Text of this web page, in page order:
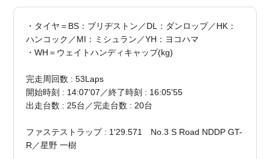
・タイヤ＝BS：ブリヂストン／DL：ダンロップ／HK：
ハンコック／MI：ミシュラン／YH：ヨコハマ
・WH＝ウェイトハンディキャップ(kg)
完走周回数 : 53Laps
開始時刻 : 14:07'07／終了時刻 : 16:05'55
出走台数 : 25台／完走台数 : 20台
ファステストラップ : 1'29.571 No.3 S Road NDDP GT-
R／星野 一樹